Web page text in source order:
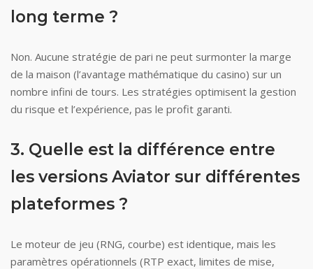
long terme ?
Non. Aucune stratégie de pari ne peut surmonter la marge
de la maison (l’avantage mathématique du casino) sur un
nombre infini de tours. Les stratégies optimisent la gestion
du risque et l’expérience, pas le profit garanti.
3. Quelle est la différence entre
les versions Aviator sur différentes
plateformes ?
Le moteur de jeu (RNG, courbe) est identique, mais les
paramètres opérationnels (RTP exact, limites de mise,